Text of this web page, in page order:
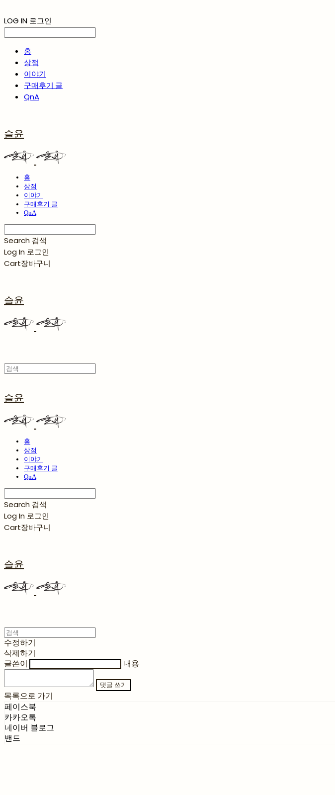
LOG IN 로그인
홈
상점
이야기
구매후기 글
QnA
슬윤
홈
상점
이야기
구매후기 글
QnA
Search 검색
Log In 로그인
Cart장바구니
슬윤
슬윤
홈
상점
이야기
구매후기 글
QnA
Search 검색
Log In 로그인
Cart장바구니
슬윤
수정하기
삭제하기
글쓴이
내용
댓글 쓰기
목록으로 가기
페이스북
카카오톡
네이버 블로그
밴드